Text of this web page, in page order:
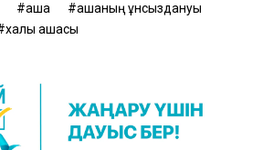
ақша
ақшаның құнсыздануы
халық ақшасы